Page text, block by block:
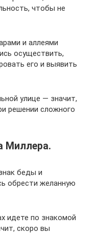
чтобы не
и аллеями
осуществить,
его и выявить
улице — значит,
решении сложного
Миллера.
беды и
обрести желанную
идете по знакомой
скоро вы